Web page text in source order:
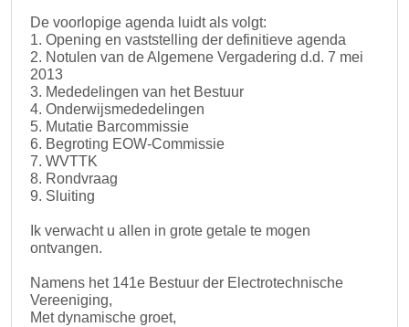
De voorlopige agenda luidt als volgt:
1. Opening en vaststelling der definitieve agenda
2. Notulen van de Algemene Vergadering d.d. 7 mei
2013
3. Mededelingen van het Bestuur
4. Onderwijsmededelingen
5. Mutatie Barcommissie
6. Begroting EOW-Commissie
7. WVTTK
8. Rondvraag
9. Sluiting
Ik verwacht u allen in grote getale te mogen
ontvangen.
Namens het 141e Bestuur der Electrotechnische
Vereeniging,
Met dynamische groet,